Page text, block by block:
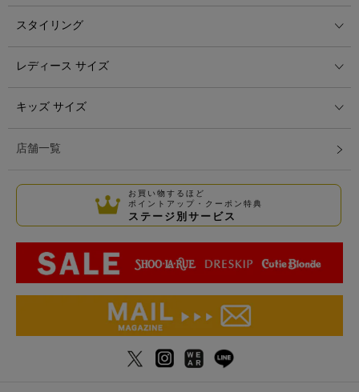
スタイリング
レディース サイズ
キッズ サイズ
店舗一覧
お買い物するほど
ポイントアップ・クーポン特典
ステージ別サービス